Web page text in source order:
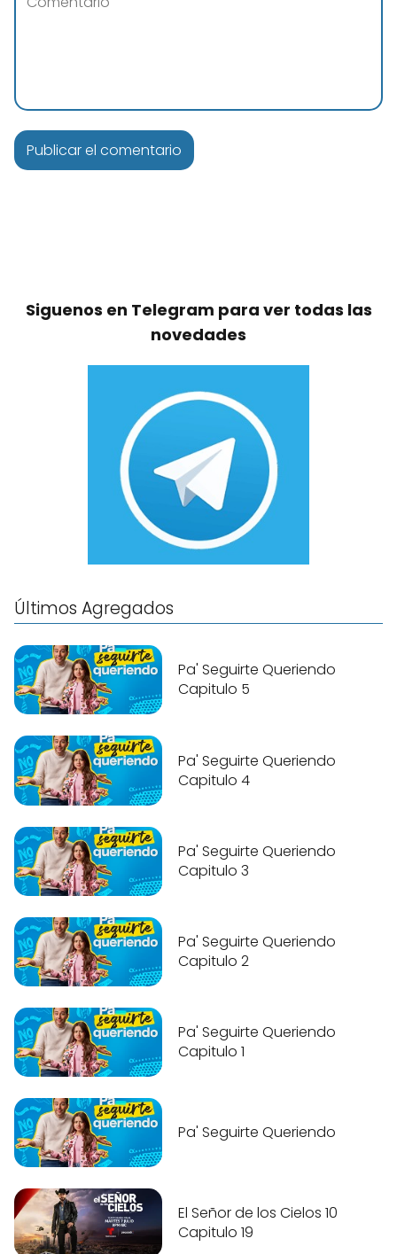
Siguenos en Telegram para ver todas las
novedades
Últimos Agregados
Pa' Seguirte Queriendo
Capitulo 5
Pa' Seguirte Queriendo
Capitulo 4
Pa' Seguirte Queriendo
Capitulo 3
Pa' Seguirte Queriendo
Capitulo 2
Pa' Seguirte Queriendo
Capitulo 1
Pa' Seguirte Queriendo
El Señor de los Cielos 10
Capitulo 19